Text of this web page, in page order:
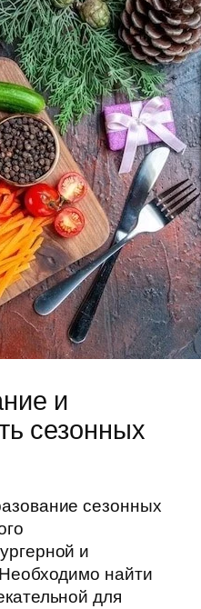
и
сезонных
сезонных
и
найти
для